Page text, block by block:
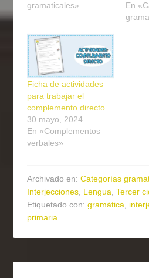
gramaticales»
En
Ficha de actividades
para trabajar el
complemento directo
30 mayo, 2024
En «Complementos
verbales»
Archivado en:Categorías
Interjecciones, Lengua,Tercer
Etiquetado con:gramática,
primaria